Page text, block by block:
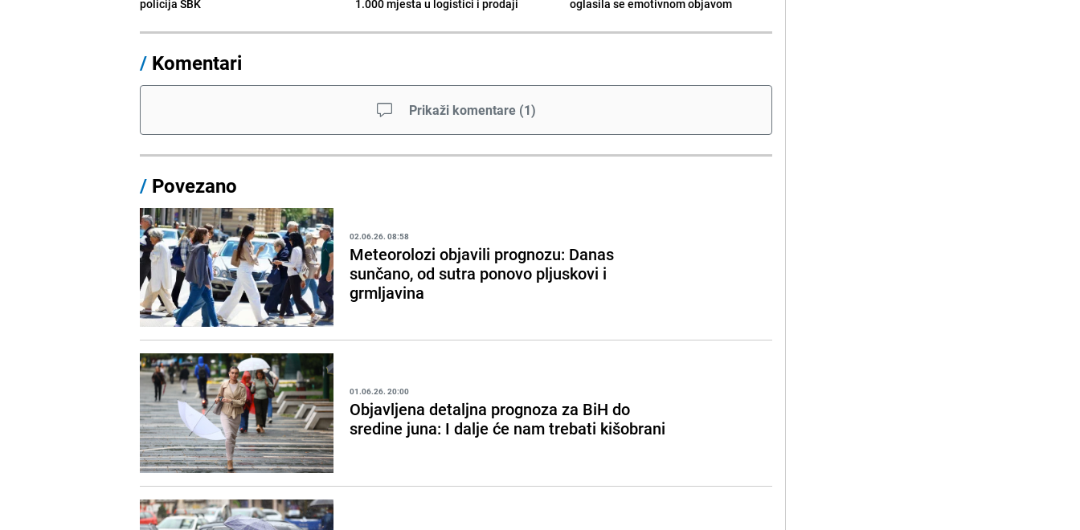
policija SBK
1.000 mjesta u logistici i prodaji
oglasila se emotivnom objavom
/ Komentari
Prikaži komentare (1)
/ Povezano
02.06.26. 08:58
Meteorolozi objavili prognozu: Danas
sunčano, od sutra ponovo pljuskovi i
grmljavina
01.06.26. 20:00
Objavljena detaljna prognoza za BiH do
sredine juna: I dalje će nam trebati kišobrani